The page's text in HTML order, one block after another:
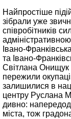
Найпростіше
зібрали уже
співробітників
Івано-
та Івано-
Світлана Онищук
пережили
залишилися в
центру Руслана
дивно:
міста, тож